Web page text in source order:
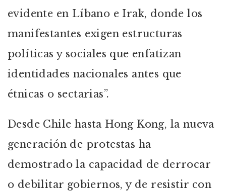
evidente en Líbano e Irak, donde los
manifestantes exigen estructuras
políticas y sociales que enfatizan
identidades nacionales antes que
étnicas o sectarias”.
Desde Chile hasta Hong Kong, la nueva
generación de protestas ha
demostrado la capacidad de derrocar
o debilitar gobiernos, y de resistir con